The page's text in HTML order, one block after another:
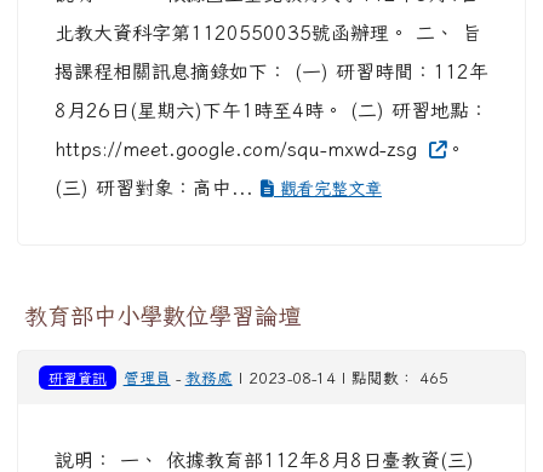
北教大資科字第1120550035號函辦理。 二、 旨
揭課程相關訊息摘錄如下： (一) 研習時間：112年
8月26日(星期六)下午1時至4時。 (二) 研習地點：
https://meet.google.com/squ-mxwd-zsg
。
(三) 研習對象：高中...
觀看完整文章
教育部中小學數位學習論壇
研習資訊 管理員 - 教務處 | 2023-08-14 | 點閱數： 465
說明： 一、 依據教育部112年8月8日臺教資(三)